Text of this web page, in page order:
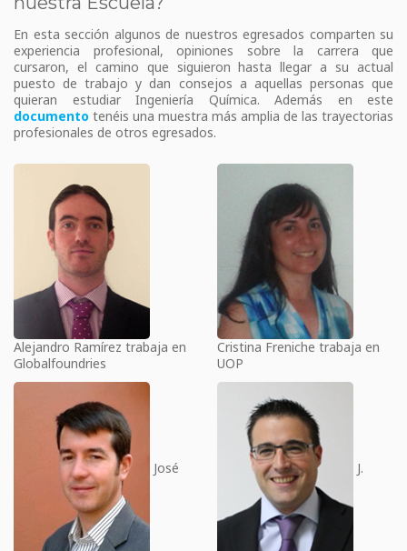
En esta sección algunos de nuestros egresados comparten su
experiencia profesional, opiniones sobre la carrera que
cursaron, el camino que siguieron hasta llegar a su actual
puesto de trabajo y dan consejos a aquellas personas que
quieran estudiar Ingeniería Química. Además en este
documento tenéis una muestra más amplia de las trayectorias
profesionales de otros egresados.
Alejandro Ramírez trabaja en
Globalfoundries
Cristina Freniche trabaja en
UOP
José J.